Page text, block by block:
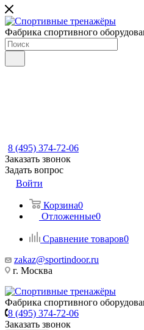
Фабрика спортивного
8 (495) 374-72-06
Заказать звонок
Задать вопрос
Войти
Корзина0
Отложенные0
Сравнение товаров0
zakaz@sportindoor.ru
г. Москва
Фабрика спортивного
8 (495) 374-72-06
Заказать звонок